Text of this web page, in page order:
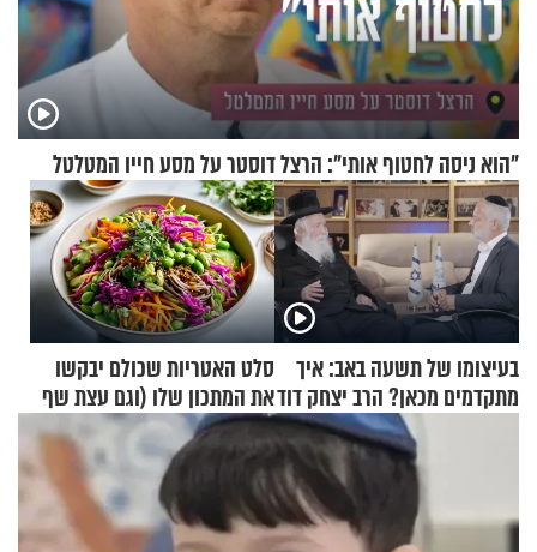
"הוא ניסה לחטוף אותי": הרצל דוסטר על מסע חייו המטלטל
בעיצומו של תשעה באב: איך
מתקדמים מכאן? הרב יצחק דוד
גרוסמן בשיחה מיוחדת
סלט האטריות שכולם יבקשו
את המתכון שלו (וגם עצת שף
להגשת הרוטב)